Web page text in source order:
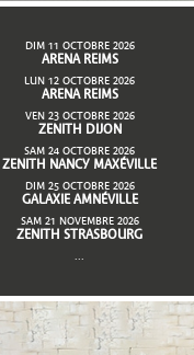
DIM 11 OCTOBRE 2026
ARENA REIMS
LUN 12 OCTOBRE 2026
ARENA REIMS
VEN 23 OCTOBRE 2026
ZENITH DIJON
SAM 24 OCTOBRE 2026
ZENITH NANCY MAXÉVILLE
DIM 25 OCTOBRE 2026
GALAXIE AMNÉVILLE
SAM 21 NOVEMBRE 2026
ZENITH STRASBOURG
...